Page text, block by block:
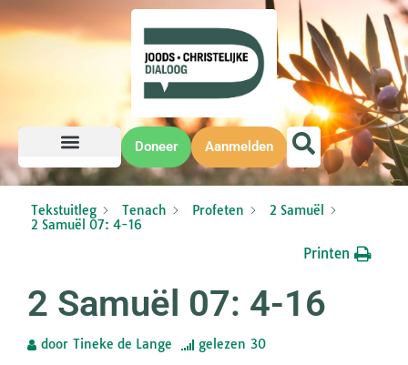
Doneer Aanmelden
Tekstuitleg Tenach Profeten
2 Samuël
2 Samuël 07: 4-16
Printen
2 Samuël 07: 4-16
door Tineke de Lange gelezen 30